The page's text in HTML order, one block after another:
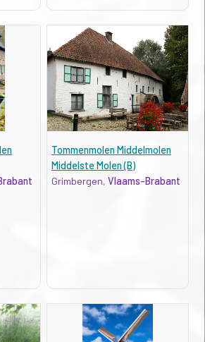
Tommenmolen Middelmolen
Middelste Molen (B)
Grimbergen,Vlaams-Brabant